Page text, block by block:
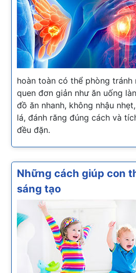
hoàn toàn có thể phòng tránh
quen đơn giản như ăn uống
đồ ăn nhanh, không nhậu
lá, đánh răng đúng cách và
đều đặn.
Những cách giúp con
sáng tạo